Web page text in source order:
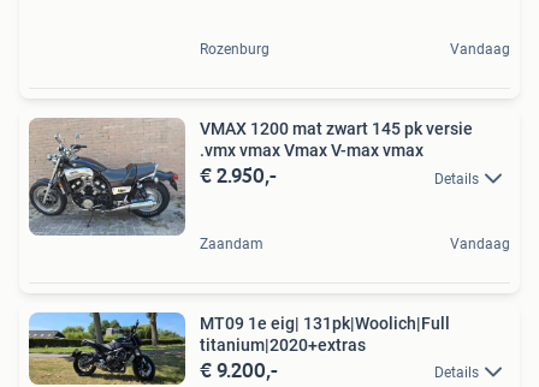
Rozenburg Vandaag
VMAX 1200 mat zwart 145 pk versie
.vmx vmax Vmax V-max vmax
€ 2.950,- Details
Zaandam Vandaag
MT09 1e eig| 131pk|Woolich|Full
titanium|2020+extras
€ 9.200,- Details